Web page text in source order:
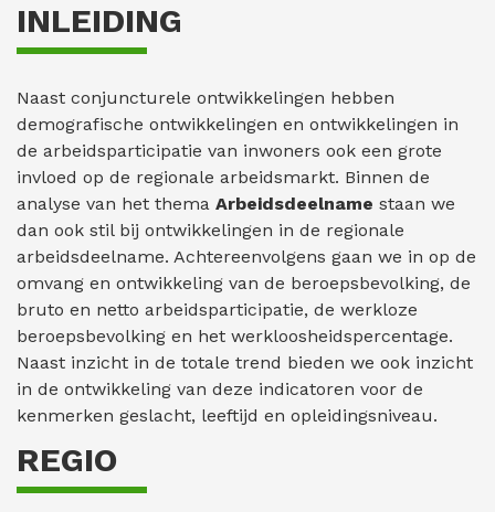
INLEIDING
Naast conjuncturele ontwikkelingen hebben
demografische ontwikkelingen en ontwikkelingen in
de arbeidsparticipatie van inwoners ook een grote
invloed op de regionale arbeidsmarkt. Binnen de
analyse van het thema Arbeidsdeelname staan we
dan ook stil bij ontwikkelingen in de regionale
arbeidsdeelname. Achtereenvolgens gaan we in op de
omvang en ontwikkeling van de beroepsbevolking, de
bruto en netto arbeidsparticipatie, de werkloze
beroepsbevolking en het werkloosheidspercentage.
Naast inzicht in de totale trend bieden we ook inzicht
in de ontwikkeling van deze indicatoren voor de
kenmerken geslacht, leeftijd en opleidingsniveau.
REGIO